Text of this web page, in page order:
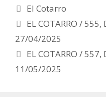
Categorías
El Cotarro
Post
navigation
EL COTARRO / 555,
27/04/2025
EL COTARRO / 557,
11/05/2025